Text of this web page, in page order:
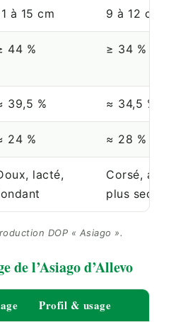
à 15 cm 9 à 12 cm
44 % ≥ 34 %
39,5 % ≈ 34,5 %
24 % ≈ 28 %
lacté,
Corsé,
plus sec
DOP « Asiago ».
de l’Asiago d’Allevo
Profil & usage